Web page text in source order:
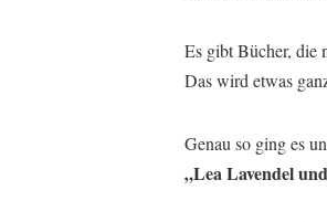
Es gibt Bücher, die
Das wird etwas
Genau so ging es
„Lea Lavendel